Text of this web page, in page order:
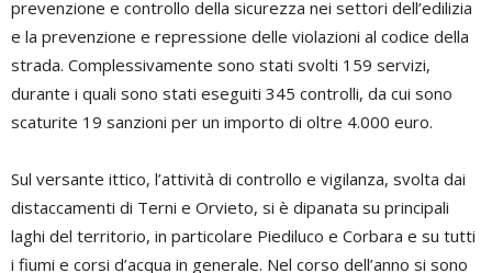
prevenzione e controllo della sicurezza nei settori dell’edilizia
e la prevenzione e repressione delle violazioni al codice della
strada. Complessivamente sono stati svolti 159 servizi,
durante i quali sono stati eseguiti 345 controlli, da cui sono
scaturite 19 sanzioni per un importo di oltre 4.000 euro.
Sul versante ittico, l’attività di controllo e vigilanza, svolta dai
distaccamenti di Terni e Orvieto, si è dipanata su principali
laghi del territorio, in particolare Piediluco e Corbara e su tutti
i fiumi e corsi d’acqua in generale. Nel corso dell’anno si sono